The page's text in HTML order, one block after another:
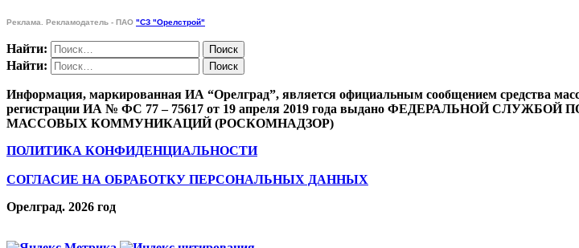
Реклама. Рекламодатель - ПАО "СЗ "Орелстрой"
Найти:
Найти:
Информация, маркированная ИА “Орелград”, является официальным сообщением средства
регистрации ИА № ФС 77 – 75617 от 19 апреля 2019 года выдано ФЕДЕРАЛЬНОЙ
МАССОВЫХ КОММУНИКАЦИЙ (РОСКОМНАДЗОР)
ПОЛИТИКА КОНФИДЕНЦИАЛЬНОСТИ
СОГЛАСИЕ НА ОБРАБОТКУ ПЕРСОНАЛЬНЫХ ДАННЫХ
Орелград. 2026 год